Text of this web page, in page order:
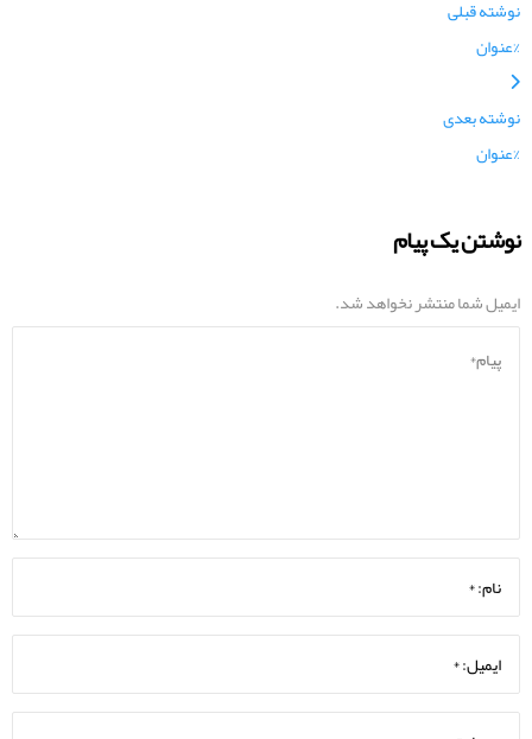
نوشته قبلی
%عنوان
نوشته بعدی
%عنوان
نوشتن یک پیام
ایمیل شما منتشر نخواهد شد.